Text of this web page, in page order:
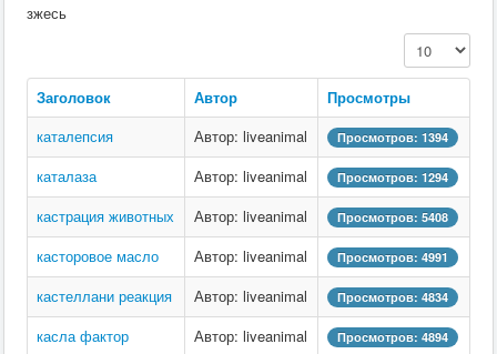
зжесь
Кол-во строк:
Заголовок Автор
Просмотры
каталепсия
Автор: liveanimal Просмотров: 1394
каталаза Автор: liveanimal Просмотров: 1294
кастрация животных Автор: liveanimal Просмотров: 5408
касторовое масло Автор: liveanimal Просмотров: 4991
кастеллани реакция Автор: liveanimal Просмотров: 4834
касла фактор Автор: liveanimal Просмотров: 4894